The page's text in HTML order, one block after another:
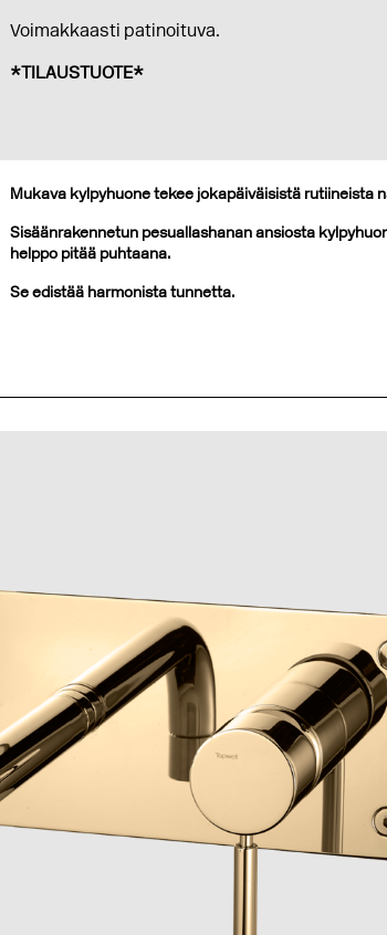
Voimakkaasti patinoituva.
*TILAUSTUOTE*
Mukava kylpyhuone tekee jokapäiväisistä rutiineista
Sisäänrakennetun pesuallashanan ansiosta
helppo pitää puhtaana.
Se edistää harmonista tunnetta.